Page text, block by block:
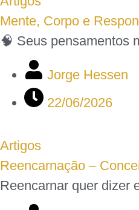
Mente, Corpo e
🧠 Seus pensamentos
Jorge Hessen
22/06/2026
Artigos
Reencarnação –
Reencarnar quer dizer